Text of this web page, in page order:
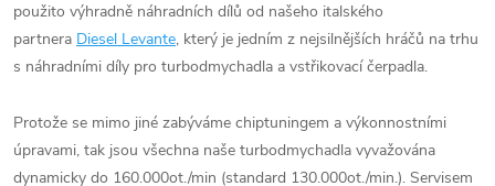
použito výhradně náhradních dílů od našeho italského
partnera Diesel Levante, který je jedním z nejsilnějších hráčů na trhu
s náhradními díly pro turbodmychadla a vstřikovací čerpadla.
Protože se mimo jiné zabýváme chiptuningem a výkonnostními
úpravami, tak jsou všechna naše turbodmychadla vyvažována
dynamicky do 160.000ot./min (standard 130.000ot./min.). Servisem